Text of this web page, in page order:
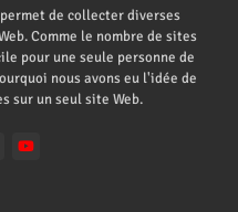
de collecter diverses
Comme le nombre de sites
pour une seule personne de
nous avons eu l'idée de
sur un seul site Web.